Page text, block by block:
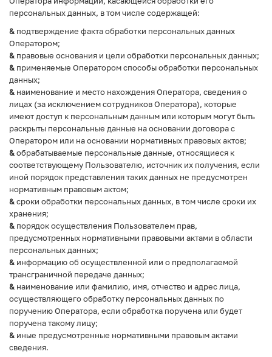
персональных данных, в том числе содержащей:
& подтверждение факта обработки персональных данных
Оператором;
& правовые основания и цели обработки персональных данных;
& применяемые Оператором способы обработки персональных
данных;
& наименование и место нахождения Оператора, сведения о
лицах (за исключением сотрудников Оператора), которые
имеют доступ к персональным данным или которым могут быть
раскрыты персональные данные на основании договора с
Оператором или на основании нормативных правовых актов;
&обрабатываемые персональные данные, относящиеся к
соответствующему Пользователю, источник их получения, если
иной порядок представления таких данных не предусмотрен
нормативным правовым актом;
&сроки обработки персональных данных, в том числе сроки их
хранения;
& порядок осуществления Пользователем прав,
предусмотренных нормативными правовыми актами в области
персональных данных;
& информацию об осуществленной или о предполагаемой
трансграничной передаче данных;
& наименование или фамилию, имя, отчество и адрес лица,
осуществляющего обработку персональных данных по
поручению Оператора, если обработка поручена или будет
поручена такому лицу;
& иные предусмотренные нормативными правовым актами
сведения.